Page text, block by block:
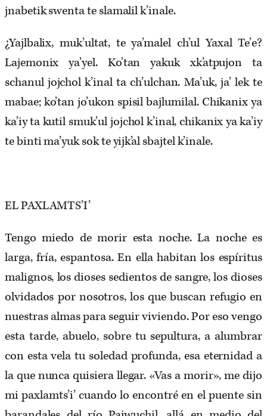
jnabetik swenta te slamalil k’inale.
¿Yajlbalix, muk’ultat, te ya’malel ch’ul Yaxal Te’e?
Lajemonix ya’yel. Ko’tan yakuk xk’atpujon ta
schanul jojchol k’inal ta ch’ulchan. Ma’uk, ja’ lek te
mabae; ko’tan jo’ukon spisil bajlumilal. Chikanix ya
ka’iy ta kutil smuk’ul jojchol k’inal, chikanix ya ka’iy
te binti ma’yuk sok te yijk’al sbajtel k’inale.
EL PAXLAMTS’I’
Tengo miedo de morir esta noche. La noche es
larga, fría, espantosa. En ella habitan los espíritus
malignos, los dioses sedientos de sangre, los dioses
olvidados por nosotros, los que buscan refugio en
nuestras almas para seguir viviendo. Por eso vengo
esta tarde, abuelo, sobre tu sepultura, a alumbrar
con esta vela tu soledad profunda, esa eternidad a
la que nunca quisiera llegar. «Vas a morir», me dijo
mi paxlamts’i’ cuando lo encontré en el puente sin